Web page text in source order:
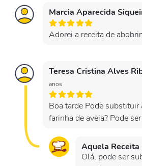
Marcia Aparecida
Adorei a receita de
Teresa Cristina Alves
anos
Boa tarde Pode substituir
farinha de aveia? Pode
Aquela Receita
Olá, pode ser